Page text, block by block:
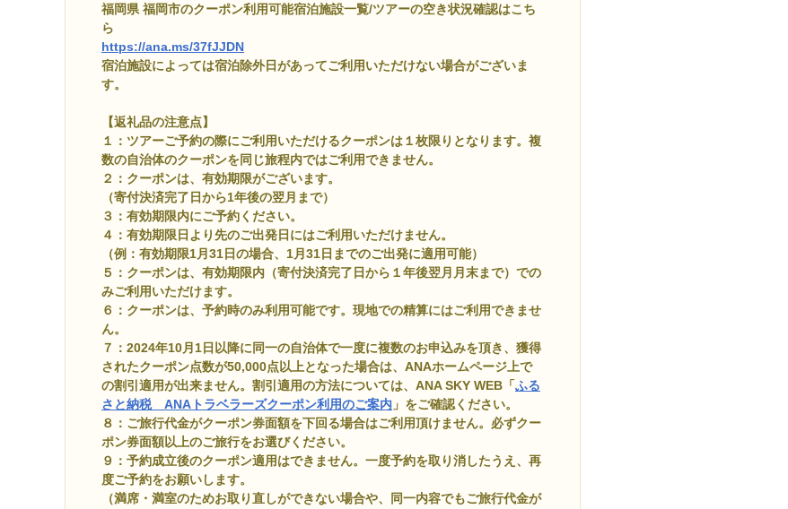
福岡県 福岡市のクーポン利用可能宿泊施設一覧/ツアーの空き状況確認はこち
ら
https://ana.ms/37fJJDN
宿泊施設によっては宿泊除外日があってご利用いただけない場合がございま
す。
【返礼品の注意点】
１：ツアーご予約の際にご利用いただけるクーポンは１枚限りとなります。複
数の自治体のクーポンを同じ旅程内ではご利用できません。
２：クーポンは、有効期限がございます。
（寄付決済完了日から1年後の翌月まで）
３：有効期限内にご予約ください。
４：有効期限日より先のご出発日にはご利用いただけません。
（例：有効期限1月31日の場合、1月31日までのご出発に適用可能）
５：クーポンは、有効期限内（寄付決済完了日から１年後翌月月末まで）での
みご利用いただけます。
６：クーポンは、予約時のみ利用可能です。現地での精算にはご利用できませ
ん。
７：2024年10月1日以降に同一の自治体で一度に複数のお申込みを頂き、獲得
されたクーポン点数が50,000点以上となった場合は、ANAホームページ上で
の割引適用が出来ません。割引適用の方法については、ANA SKY WEB「ふる
さと納税 ANAトラベラーズクーポン利用のご案内 」をご確認ください。
８：ご旅行代金がクーポン券面額を下回る場合はご利用頂けません。必ずクー
ポン券面額以上のご旅行をお選びください。
９：予約成立後のクーポン適用はできません。一度予約を取り消したうえ、再
度ご予約をお願いします。
（満席・満室のためお取り直しができない場合や、同一内容でもご旅行代金が